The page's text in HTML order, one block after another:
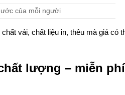
của mỗi người
vải, chất liệu in, thêu mà giá có
lượng – miễn